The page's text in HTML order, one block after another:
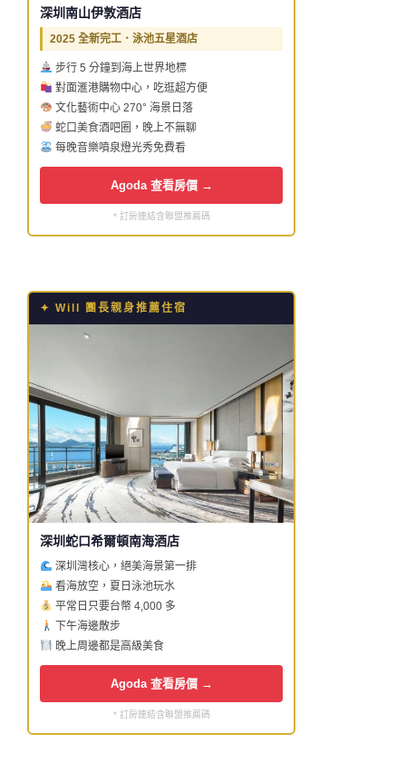
深圳南山伊敦酒店
2025 全新完工．泳池五星酒店
步行 5 分鐘到海上世界地標
對面滙港購物中心，吃逛超方便
文化藝術中心 270° 海景日落
蛇口美食酒吧圈，晚上不無聊
每晚音樂噴泉燈光秀免費看
Agoda 查看房價 →
* 訂房連結含聯盟推薦碼
✦ Will 團長親身推薦住宿
深圳蛇口希爾頓南海酒店
深圳灣核心，絕美海景第一排
看海放空，夏日泳池玩水
平常日只要台幣 4,000 多
下午海邊散步
晚上周邊都是高級美食
Agoda 查看房價 →
* 訂房連結含聯盟推薦碼